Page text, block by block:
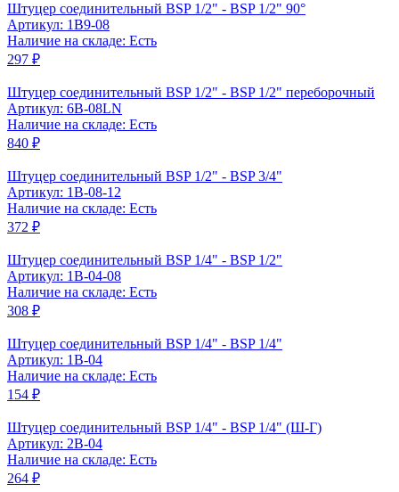
Штуцер соединительный BSP 1/2" - BSP 1/2" 90°
Артикул: 1B9-08
Наличие на складе: Есть
297 ₽
Штуцер соединительный BSP 1/2" - BSP 1/2" переборочный
Артикул: 6B-08LN
Наличие на складе: Есть
840 ₽
Штуцер соединительный BSP 1/2" - BSP 3/4"
Артикул: 1B-08-12
Наличие на складе: Есть
372 ₽
Штуцер соединительный BSP 1/4" - BSP 1/2"
Артикул: 1B-04-08
Наличие на складе: Есть
308 ₽
Штуцер соединительный BSP 1/4" - BSP 1/4"
Артикул: 1B-04
Наличие на складе: Есть
154 ₽
Штуцер соединительный BSP 1/4" - BSP 1/4" (Ш-Г)
Артикул: 2B-04
Наличие на складе: Есть
264 ₽